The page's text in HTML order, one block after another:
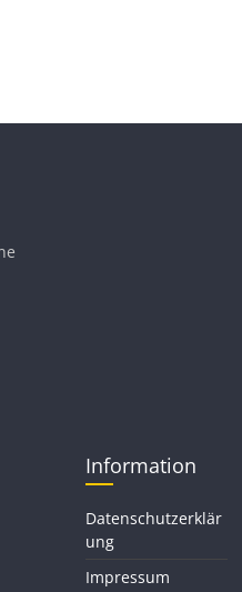
Information
Datenschutzerklär
ung
Impressum